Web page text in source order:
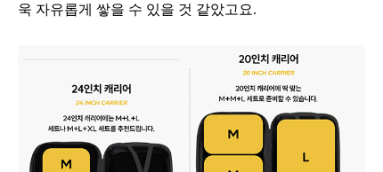
욱 자유롭게 쌓을 수 있을 것 같았고요.